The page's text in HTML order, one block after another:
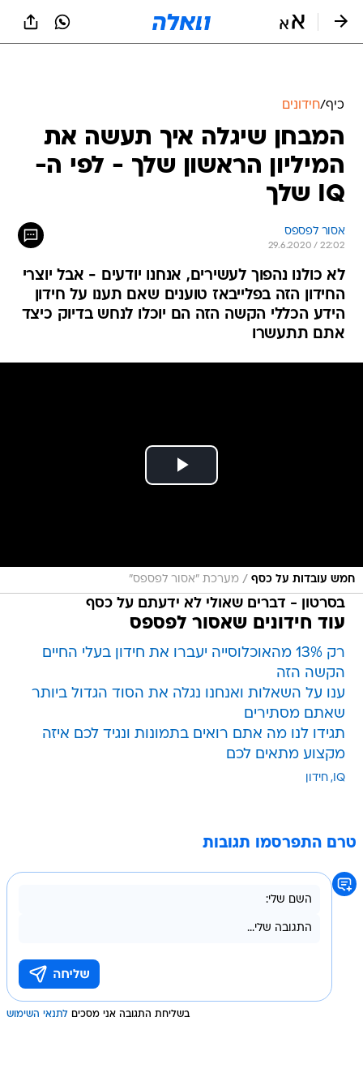
כיף/חידונים
המבחן שיגלה איך תעשה את
המיליון הראשון שלך - לפי ה-
IQ שלך
אסור לפספס
29.6.2020 / 22:02
לא כולנו נהפוך לעשירים, אנחנו יודעים - אבל יוצרי
החידון הזה בפלייבאז טוענים שאם תענו על חידון
הידע הכללי הקשה הזה הם יוכלו לנחש בדיוק כיצד
אתם תתעשרו
חמש עובדות על כסף / מערכת "אסור לפספס"
בסרטון - דברים שאולי לא ידעתם על כסף
עוד חידונים שאסור לפספס
רק 13% מהאוכלוסייה יעברו את חידון בעלי החיים
הקשה הזה
ענו על השאלות ואנחנו נגלה את הסוד הגדול ביותר
שאתם מסתירים
תגידו לנו מה אתם רואים בתמונות ונגיד לכם איזה
מקצוע מתאים לכם
IQ חידון
טרם התפרסמו תגובות
בשליחת התגובה אני מסכים לתנאי השימוש